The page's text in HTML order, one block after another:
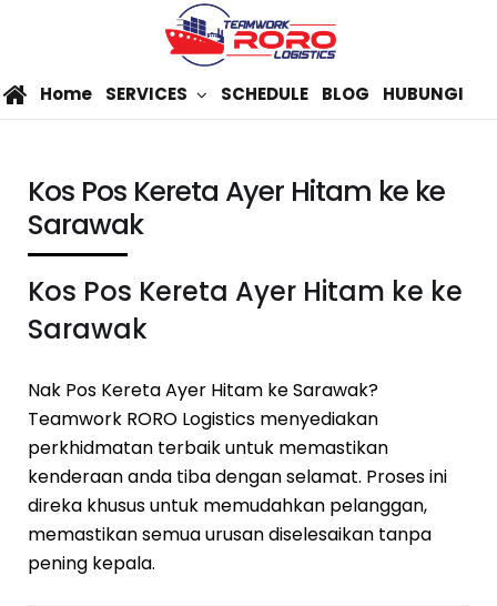
Home SERVICES SCHEDULE BLOG HUBUNGI
Kos Pos Kereta Ayer Hitam ke ke
Sarawak
Kos Pos Kereta Ayer Hitam ke ke
Sarawak
Nak Pos Kereta Ayer Hitam ke Sarawak?
Teamwork RORO Logistics menyediakan
perkhidmatan terbaik untuk memastikan
kenderaan anda tiba dengan selamat. Proses ini
direka khusus untuk memudahkan pelanggan,
memastikan semua urusan diselesaikan tanpa
pening kepala.